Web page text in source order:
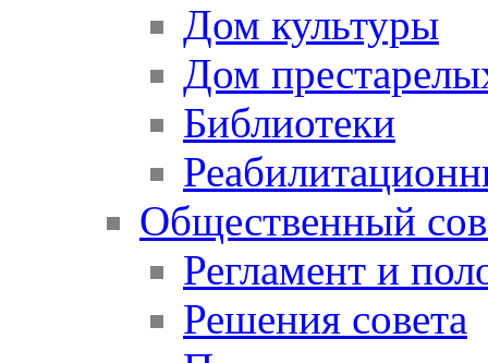
Дом культуры
Дом
Библиотеки
Общественный
Регламент и
Решения совета